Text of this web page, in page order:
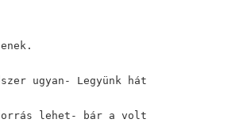
ugyan- Legyünk hát
lehet- bár a volt